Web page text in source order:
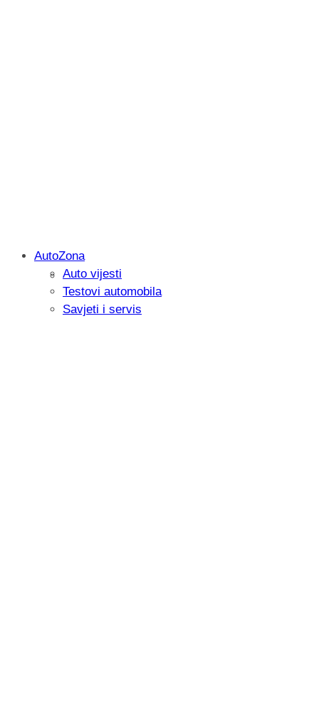
Savjetujemo: Što učiniti kada vaš
AutoZona
Auto vijesti
Testovi automobila
Savjeti i servis